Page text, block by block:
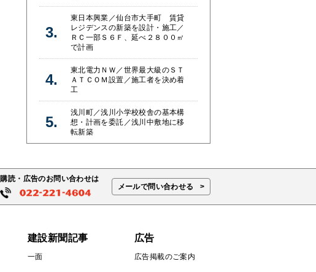
東日本興業／仙台市大手町 賃貸
レジデンスの新築を設計・施工／
ＲＣ一部Ｓ６Ｆ、延べ２８００㎡
で計画
東北電力ＮＷ／世界最大級のＳＴ
ＡＴＣＯＭ設置／施工者を決め着
工
浅川町／浅川小学校校舎の基本構
想・計画を委託／浅川中敷地に移
転新築
購読・広告のお問い合わせは
メールで問い合わせる
建設新聞記事
一面
広告
広告掲載のご案内